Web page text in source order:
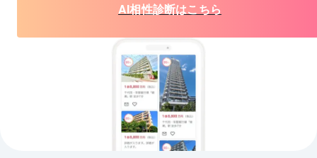
AI相性診断はこちら